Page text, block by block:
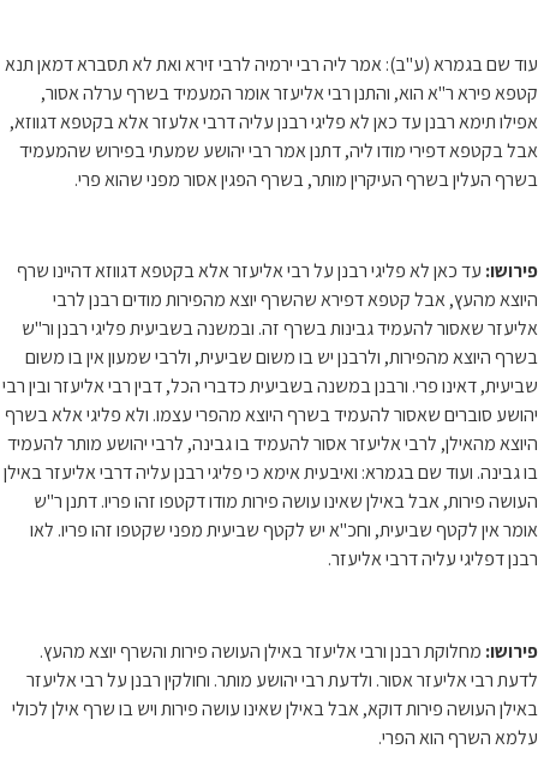
עוד שם בגמרא (ע"ב): אמר ליה רבי ירמיה לרבי זירא ואת לא תסברא דמאן תנא
קטפא פירא ר"א הוא, והתנן רבי אליעזר אומר המעמיד בשרף ערלה אסור,
אפילו תימא רבנן עד כאן לא פליגי רבנן עליה דרבי אלעזר אלא בקטפא דגווזא,
אבל בקטפא דפירי מודו ליה, דתנן אמר רבי יהושע שמעתי בפירוש שהמעמיד
בשרף העלין בשרף העיקרין מותר, בשרף הפגין אסור מפני שהוא פרי.
פירושו: עד כאן לא פליגי רבנן על רבי אליעזר אלא בקטפא דגווזא דהיינו שרף
היוצא מהעץ, אבל קטפא דפירא שהשרף יוצא מהפירות מודים רבנן לרבי
אליעזר שאסור להעמיד גבינות בשרף זה. ובמשנה בשביעית פליגי רבנן ור"ש
בשרף היוצא מהפירות, ולרבנן יש בו משום שביעית, ולרבי שמעון אין בו משום
שביעית, דאינו פרי. ורבנן במשנה בשביעית כדברי הכל, דבין רבי אליעזר ובין רבי
יהושע סוברים שאסור להעמיד בשרף היוצא מהפרי עצמו. ולא פליגי אלא בשרף
היוצא מהאילן, לרבי אליעזר אסור להעמיד בו גבינה, לרבי יהושע מותר להעמיד
בו גבינה. ועוד שם בגמרא: ואיבעית אימא כי פליגי רבנן עליה דרבי אליעזר באילן
העושה פירות, אבל באילן שאינו עושה פירות מודו דקטפו זהו פריו. דתנן ר"ש
אומר אין לקטף שביעית, וחכ"א יש לקטף שביעית מפני שקטפו זהו פריו. לאו
רבנן דפליגי עליה דרבי אליעזר.
פירושו: מחלוקת רבנן ורבי אליעזר באילן העושה פירות והשרף יוצא מהעץ.
לדעת רבי אליעזר אסור. ולדעת רבי יהושע מותר. וחולקין רבנן על רבי אליעזר
באילן העושה פירות דוקא, אבל באילן שאינו עושה פירות ויש בו שרף אילן לכולי
עלמא השרף הוא הפרי.